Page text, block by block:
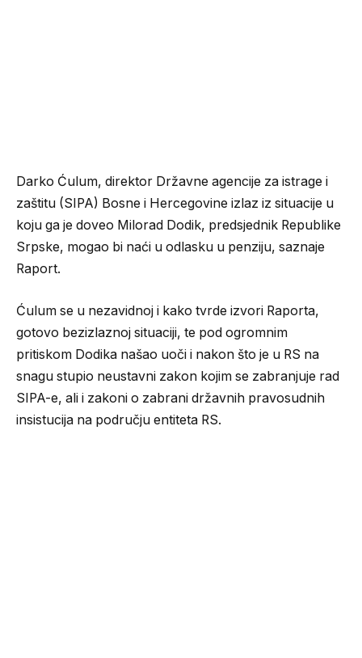
Darko Ćulum, direktor Državne agencije za istrage i
zaštitu (SIPA) Bosne i Hercegovine izlaz iz situacije u
koju ga je doveo Milorad Dodik, predsjednik Republike
Srpske, mogao bi naći u odlasku u penziju, saznaje
Raport.
Ćulum se u nezavidnoj i kako tvrde izvori Raporta,
gotovo bezizlaznoj situaciji, te pod ogromnim
pritiskom Dodika našao uoči i nakon što je u RS na
snagu stupio neustavni zakon kojim se zabranjuje rad
SIPA-e, ali i zakoni o zabrani državnih pravosudnih
insistucija na području entiteta RS.